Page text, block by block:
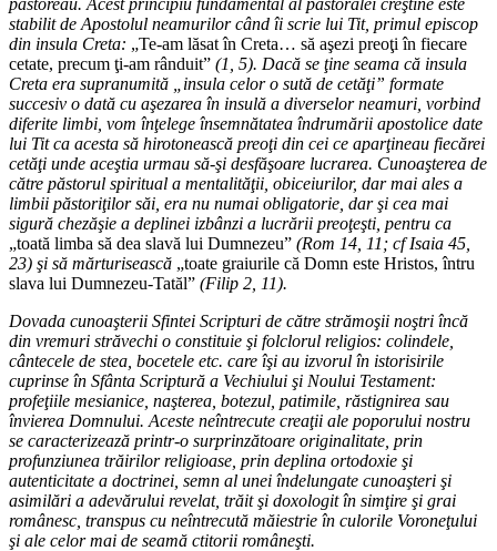
stabilit de Apostolul neamurilor când îi scrie lui Tit, primul episcop
din insula Creta: „Te-am lăsat în Creta… să aşezi preoţi în fiecare
cetate, precum ţi-am rânduit” (1, 5). Dacă se ţine seama că insula
Creta era supranumită „insula celor o sută de cetăţi” formate
succesiv o dată cu aşezarea în insulă a diverselor neamuri, vorbind
diferite limbi, vom înţelege însemnătatea îndrumării apostolice date
lui Tit ca acesta să hirotonească preoţi din cei ce aparţineau fiecărei
cetăţi unde aceştia urmau să-şi desfăşoare lucrarea. Cunoaşterea de
către păstorul spiritual a mentalităţii, obiceiurilor, dar mai ales a
limbii păstoriţilor săi, era nu numai obligatorie, dar şi cea mai
sigură chezăşie a deplinei izbânzi a lucrării preoţeşti, pentru ca
„toată limba să dea slavă lui Dumnezeu” (Rom 14, 11; cf Isaia 45,
23) şi să mărturisească „toate graiurile că Domn este Hristos, întru
slava lui Dumnezeu-Tatăl” (Filip 2, 11).
Dovada cunoaşterii Sfintei Scripturi de către strămoşii noştri încă
din vremuri străvechi o constituie şi folclorul religios: colindele,
cântecele de stea, bocetele etc. care îşi au izvorul în istorisirile
cuprinse în Sfânta Scriptură a Vechiului şi Noului Testament:
profeţiile mesianice, naşterea, botezul, patimile, răstignirea sau
învierea Domnului. Aceste neîntrecute creaţii ale poporului nostru
se caracterizează printr-o surprinzătoare originalitate, prin
profunziunea trăirilor religioase, prin deplina ortodoxie şi
autenticitate a doctrinei, semn al unei îndelungate cunoaşteri şi
asimilări a adevărului revelat, trăit şi doxologit în simţire şi grai
românesc, transpus cu neîntrecută măiestrie în culorile Voroneţului
şi ale celor mai de seamă ctitorii româneşti.